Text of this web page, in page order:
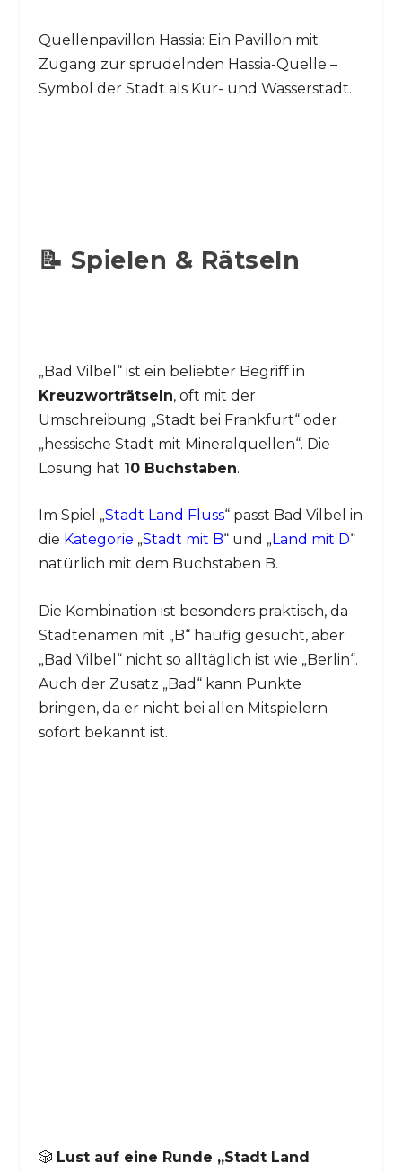
Quellenpavillon Hassia: Ein Pavillon mit
Zugang zur sprudelnden Hassia-Quelle –
Symbol der Stadt als Kur- und Wasserstadt.
📝 Spielen & Rätseln
„Bad Vilbel“ ist ein beliebter Begriff in
Kreuzworträtseln, oft mit der
Umschreibung „Stadt bei Frankfurt“ oder
„hessische Stadt mit Mineralquellen“. Die
Lösung hat 10 Buchstaben.
Im Spiel „Stadt Land Fluss“ passt Bad Vilbel in
die Kategorie „Stadt mit B“ und „Land mit D“
natürlich mit dem Buchstaben B.
Die Kombination ist besonders praktisch, da
Städtenamen mit „B“ häufig gesucht, aber
„Bad Vilbel“ nicht so alltäglich ist wie „Berlin“.
Auch der Zusatz „Bad“ kann Punkte
bringen, da er nicht bei allen Mitspielern
sofort bekannt ist.
🎲 Lust auf eine Runde „Stadt Land